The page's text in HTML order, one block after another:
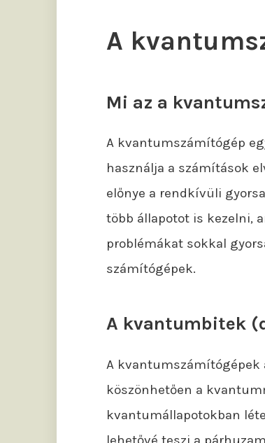
A
Mi az a
A kvantumszámítógép
használja a számítások
előnye a rendkívüli
több állapotot is kezelni,
problémákat sokkal
számítógépek.
A kvantumbitek
A kvantumszámítógépek
köszönhetően a
kvantumállapotokban
lehetővé teszi a